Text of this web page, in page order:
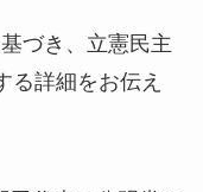
づき、立憲民主
る詳細をお伝え